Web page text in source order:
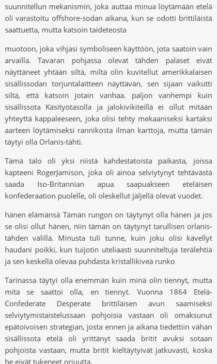
suunnitellun mekanismin, joka auttaa minua löytämään etelä
oli varastoitu offshore-sodan aikana, kun se odotti brittiläistä
saattuetta, mutta katsoin taideteosta
muotoon, joka vihjasi symboliseen käyttöön, jota saatoin vain
arvailla. Tavaran pohjassa olevat tähden palaset eivät
näyttäneet yhtään siltä, ​​miltä olin kuvitellut amerikkalaisen
sisällissodan torjuntalaitteen näyttävän, sen sijaan vaikutti
siltä, ​​että katsoin jotain vanhaa. paljon vanhempi kuin
sisällissota Käsityötasolla ja jalokivikiteillä ei ollut mitään
yhteyttä kappaleeseen, joka olisi tehty mekaaniseksi kartaksi
aarteen löytämiseksi rannikosta ilman karttoja, mutta tämän
täytyi olla Orlanis-tähti.
Tämä talo oli yksi niistä kahdestatoista paikasta, joissa
kapteeni RogerJamison, joka oli ainoa selviytynyt tehtävästä
saada Iso-Britannian apua saapuakseen eteläisen
konfederaation puolelle, oli oleskellut jäljellä olevat vuodet.
hänen elämänsä Tämän rungon on täytynyt olla hänen ja jos
se olisi ollut hänen, niin tämän on täytynyt tarullisen orlanis-
tähden välillä. Minusta tuli tunne, kuin joku olisi kävellyt
haudani poikki, kun tuijotin uteliaasti suunniteltuja terälehtiä
ja sen keskellä olevaa puhdasta kristallikiveä runko
Tarinassa täytyi olla enemmän kuin minä olin tiennyt, mutta
mitä se saattoi olla, en tiennyt. Vuonna 1864 Etelä-
Confederate Desperate brittiläisen avun saamiseksi
selviytymistaistelussaan pohjoisia vastaan ​​oli omaksunut
epätoivoisen strategian, josta ennen ja aikana tiedettiin vähän
sisällissota etelä oli yrittänyt saada britit avuksi sotaan
pohjoista vastaan, mutta britit kieltäytyivät jatkuvasti, koska
he eivät tukeneet orjuutta.